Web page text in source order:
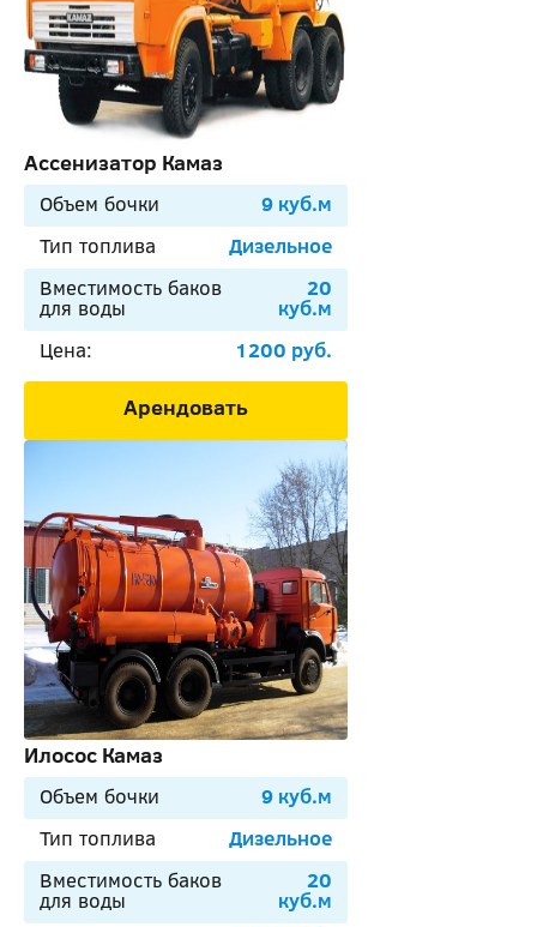
Ассенизатор Камаз
Объем бочки
9 куб.м
Тип топлива
Дизельное
Вместимость баков
для воды
20
куб.м
Цена:
1200 руб.
Арендовать
Илосос Камаз
Объем бочки
9 куб.м
Тип топлива
Дизельное
Вместимость баков
для воды
20
куб.м